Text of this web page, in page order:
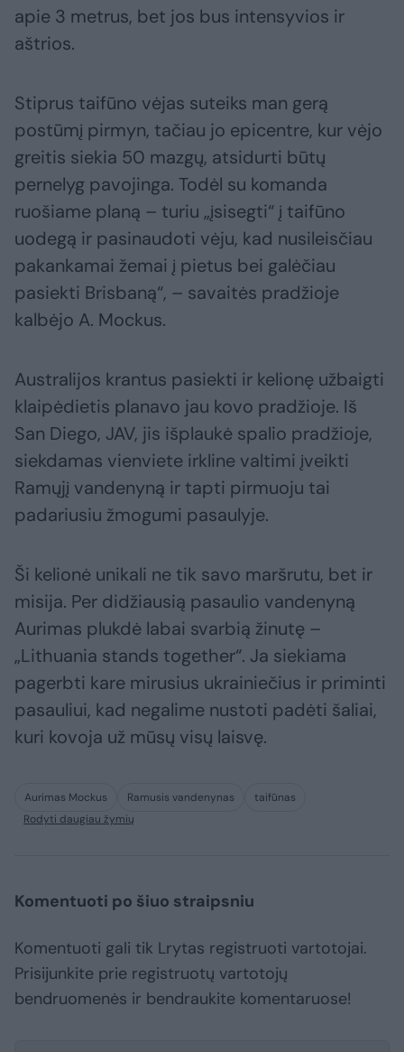
apie 3 metrus, bet jos bus intensyvios ir
aštrios.
Stiprus taifūno vėjas suteiks man gerą
postūmį pirmyn, tačiau jo epicentre, kur vėjo
greitis siekia 50 mazgų, atsidurti būtų
pernelyg pavojinga. Todėl su komanda
ruošiame planą – turiu „įsisegti“ į taifūno
uodegą ir pasinaudoti vėju, kad nusileisčiau
pakankamai žemai į pietus bei galėčiau
pasiekti Brisbaną“, – savaitės pradžioje
kalbėjo A. Mockus.
Australijos krantus pasiekti ir kelionę užbaigti
klaipėdietis planavo jau kovo pradžioje. Iš
San Diego, JAV, jis išplaukė spalio pradžioje,
siekdamas vienviete irkline valtimi įveikti
Ramųjį vandenyną ir tapti pirmuoju tai
padariusiu žmogumi pasaulyje.
Ši kelionė unikali ne tik savo maršrutu, bet ir
misija. Per didžiausią pasaulio vandenyną
Aurimas plukdė labai svarbią žinutę –
„Lithuania stands together“. Ja siekiama
pagerbti kare mirusius ukrainiečius ir priminti
pasauliui, kad negalime nustoti padėti šaliai,
kuri kovoja už mūsų visų laisvę.
Aurimas Mockus Ramusis vandenynas
taifūnas
Rodyti daugiau žymių
Komentuoti po šiuo straipsniu
Komentuoti gali tik Lrytas registruoti vartotojai.
Prisijunkite prie registruotų vartotojų
bendruomenės ir bendraukite komentaruose!